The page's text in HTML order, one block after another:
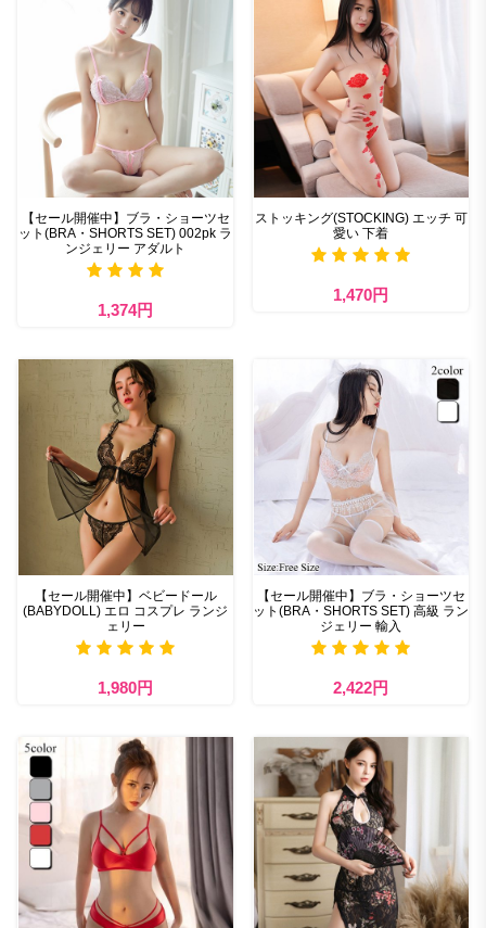
【セール開催中】ブラ・ショーツセ
ット(BRA・SHORTS SET) 002pk ラ
ンジェリー アダルト
1,374円
ストッキング(STOCKING) エッチ 可
愛い 下着
1,470円
【セール開催中】ベビードール
(BABYDOLL) エロ コスプレ ランジ
ェリー
1,980円
【セール開催中】ブラ・ショーツセ
ット(BRA・SHORTS SET) 高級 ラン
ジェリー 輸入
2,422円